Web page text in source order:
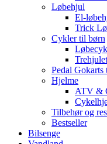
Løbehjul
El-
Trick
Cykler til børn
Pedal Gokarts
Hjelme
ATV &
Tilbehør og
Bestseller
Bilsenge